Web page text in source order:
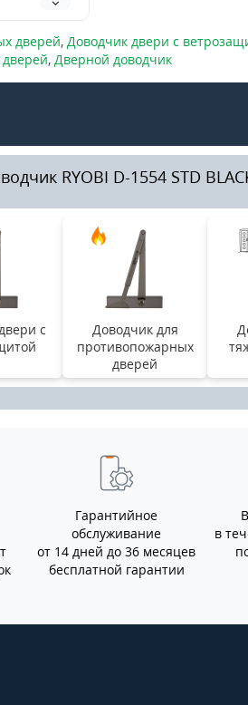
дверей, Доводчик двери с
, Дверной доводчик
RYOBI D-1554 STD
с
Доводчик для
противопожарных
дверей
Гарантийное
обслуживание
от 14 дней до 36 месяцев
бесплатной гарантии
в